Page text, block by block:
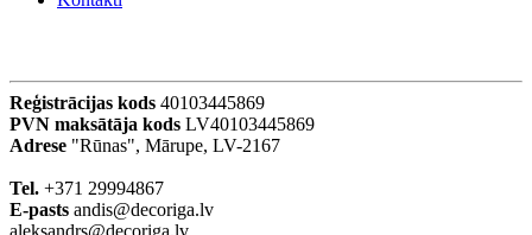
Reģistrācijas kods 40103445869
PVN maksātāja kods LV40103445869
Adrese "Rūnas", Mārupe, LV-2167
Tel. +371 29994867
E-pasts andis@decoriga.lv
aleksandrs@decoriga.lv